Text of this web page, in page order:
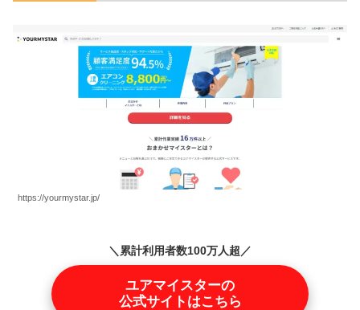
https://yourmystar.jp/
＼累計利用者数100万人超／
ユアマイスターの
公式サイトはこちら